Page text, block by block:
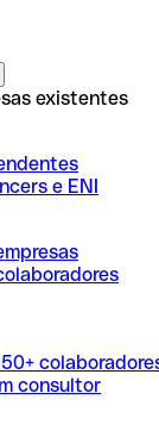
existentes
e ENI
consultor